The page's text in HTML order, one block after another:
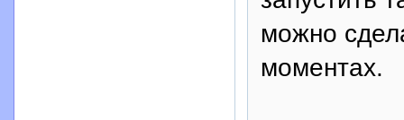
можно
моментах.